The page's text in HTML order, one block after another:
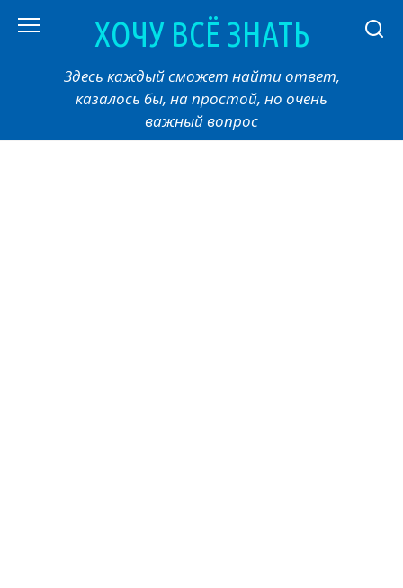
ХОЧУ ВСЁ ЗНАТЬ
Здесь каждый сможет найти ответ,
казалось бы, на простой, но очень
важный вопрос